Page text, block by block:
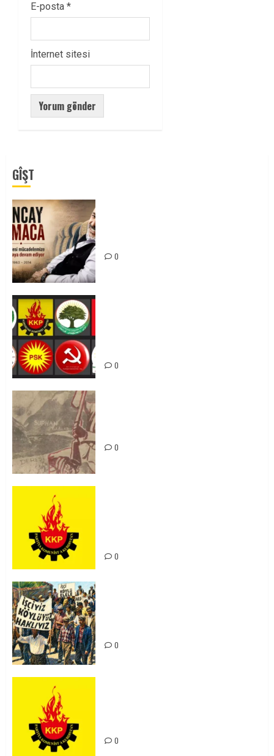
E-posta *
İnternet sitesi
GÎŞT
0
0
0
0
0
0